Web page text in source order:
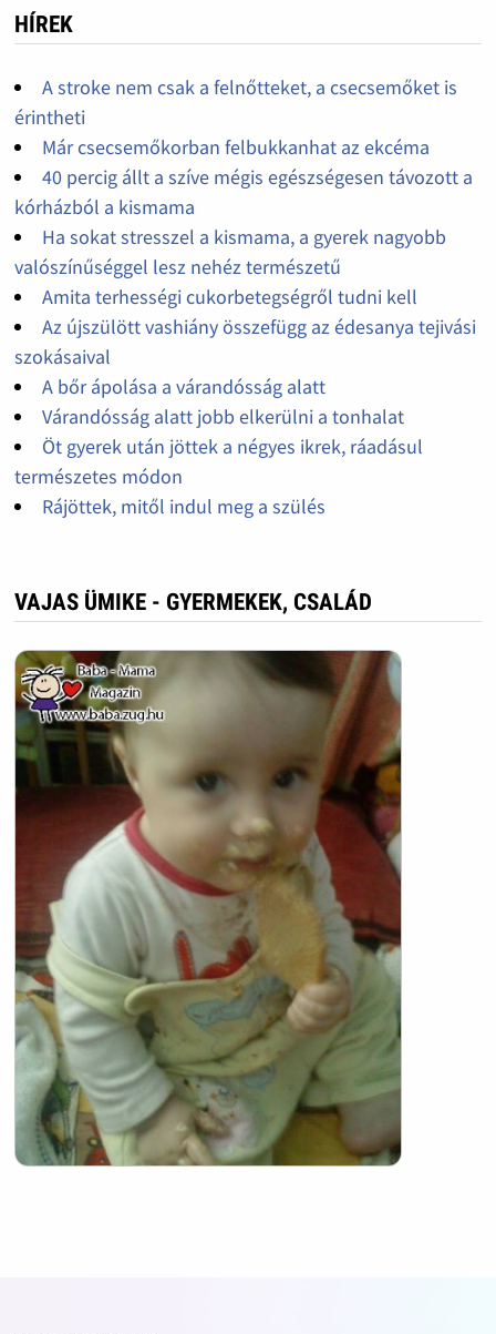
HÍREK
A stroke nem csak a felnőtteket, a csecsemőket is
érintheti
Már csecsemőkorban felbukkanhat az ekcéma
40 percig állt a szíve mégis egészségesen távozott a
kórházból a kismama
Ha sokat stresszel a kismama, a gyerek nagyobb
valószínűséggel lesz nehéz természetű
Amita terhességi cukorbetegségről tudni kell
Az újszülött vashiány összefügg az édesanya tejivási
szokásaival
A bőr ápolása a várandósság alatt
Várandósság alatt jobb elkerülni a tonhalat
Öt gyerek után jöttek a négyes ikrek, ráadásul
természetes módon
Rájöttek, mitől indul meg a szülés
VAJAS ÜMIKE - GYERMEKEK, CSALÁD